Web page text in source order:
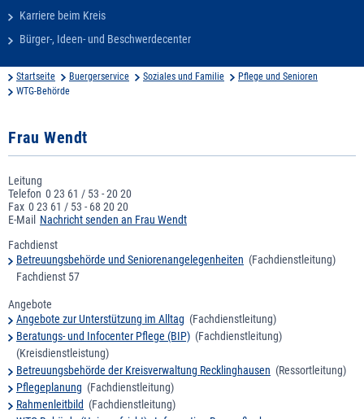
Karriere beim Kreis
Bürger-, Ideen- und Beschwerdecenter
Startseite Buergerservice Soziales und Familie
Pflege und Senioren
WTG-Behörde
Frau Wendt
Leitung
Telefon 0 23 61 / 53 - 20 20
Fax 0 23 61 / 53 - 68 20 20
E-Mail Nachricht senden an Frau Wendt
Fachdienst
Betreuungsbehörde und Seniorenangelegenheiten (Fachdienstleitung)
Fachdienst 57
Angebote
Angebote zur Unterstützung im Alltag (Fachdienstleitung)
Beratungs- und Infocenter Pflege (BIP) (Fachdienstleitung)
(Kreisdienstleistung)
Betreuungsbehörde der Kreisverwaltung Recklinghausen (Ressortleitung)
Pflegeplanung (Fachdienstleitung)
Rahmenleitbild (Fachdienstleitung)